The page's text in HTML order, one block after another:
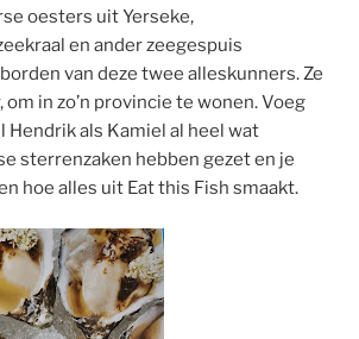
oesters uit Yerseke,
en ander zeegespuis
van deze twee alleskunners. Ze
in zo’n provincie te wonen. Voeg
Hendrik als Kamiel al heel wat
sterrenzaken hebben gezet en je
hoe alles uit Eat this Fish smaakt.